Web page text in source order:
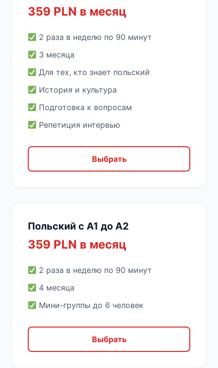
359 PLN в месяц
2 раза в неделю по 90 минут
3 месяца
Для тех, кто знает польский
История и культура
Подготовка к вопросам
Репетиция интервью
Выбрать
Польский с A1 до A2
359 PLN в месяц
2 раза в неделю по 90 минут
4 месяца
Мини-группы до 6 человек
Выбрать